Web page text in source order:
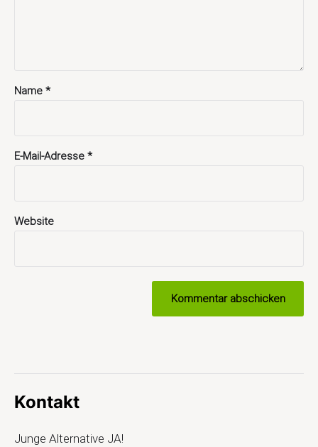
Name *
E-Mail-Adresse *
Website
Kontakt
Junge Alternative JA!